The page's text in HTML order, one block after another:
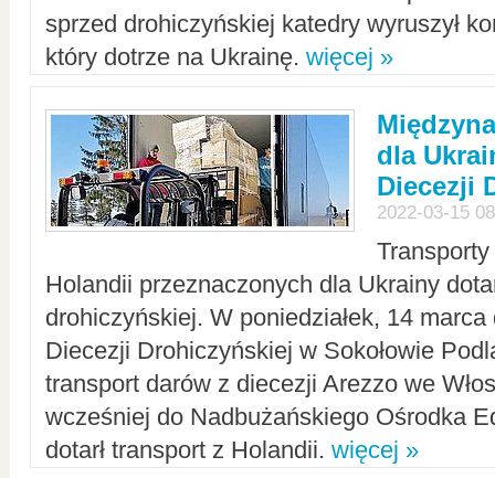
sprzed drohiczyńskiej katedry wyruszył
który dotrze na Ukrainę. więcej »
dla
Diecezji
2022-03-15
Holandii przeznaczonych dla Ukrainy
drohiczyńskiej. W poniedziałek, 14
Diecezji Drohiczyńskiej w Sokołowie
transport darów z diecezji Arezzo we
wcześniej do Nadbużańskiego Ośrodka
dotarł transport z Holandii. więcej »